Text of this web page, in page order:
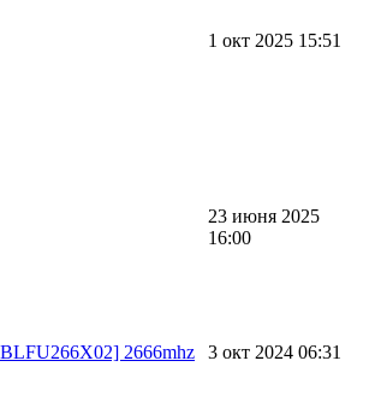
1 окт 2025 15:51
23 июня 2025
16:00
2666mhz
3 окт 2024 06:31